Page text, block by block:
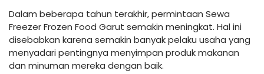
Dalam beberapa tahun terakhir, permintaan Sewa
Freezer Frozen Food Garut semakin meningkat. Hal ini
disebabkan karena semakin banyak pelaku usaha yang
menyadari pentingnya menyimpan produk makanan
dan minuman mereka dengan baik.